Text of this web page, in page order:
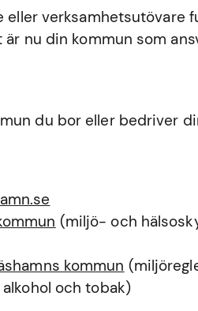
eller verksamhetsutövare
nu din kommun som
du bor eller bedriver
(miljö- och
kommun
och tobak)